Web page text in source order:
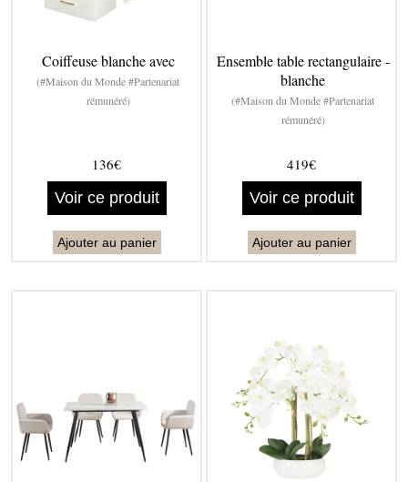
Coiffeuse blanche avec
(#Maison du Monde #Partenariat
rémunéré)
136€
Voir ce produit
Ajouter au panier
Ensemble table rectangulaire -
blanche
(#Maison du Monde #Partenariat
rémunéré)
419€
Voir ce produit
Ajouter au panier